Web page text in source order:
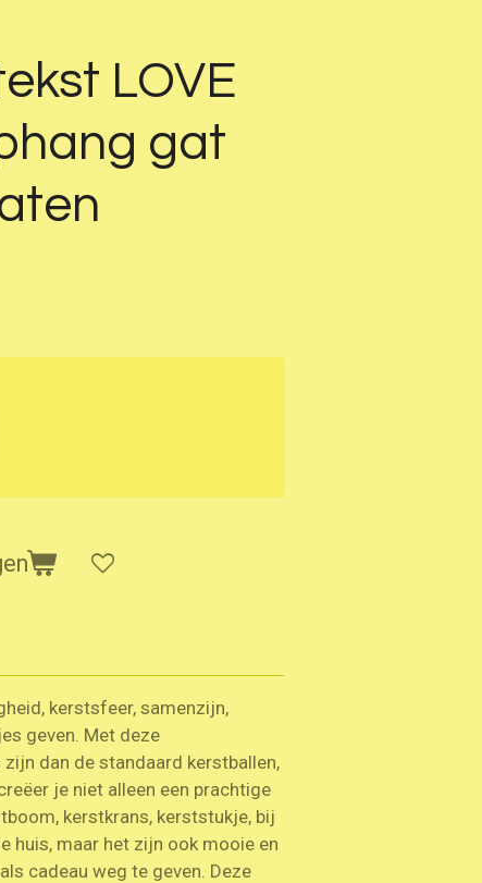
LOVE
gat
kerstsfeer, samenzijn,
geven. Met deze
dan de standaard kerstballen,
je niet alleen een prachtige
kerstkrans, kerststukje, bij
huis, maar het zijn ook mooie en
cadeau weg te geven. Deze